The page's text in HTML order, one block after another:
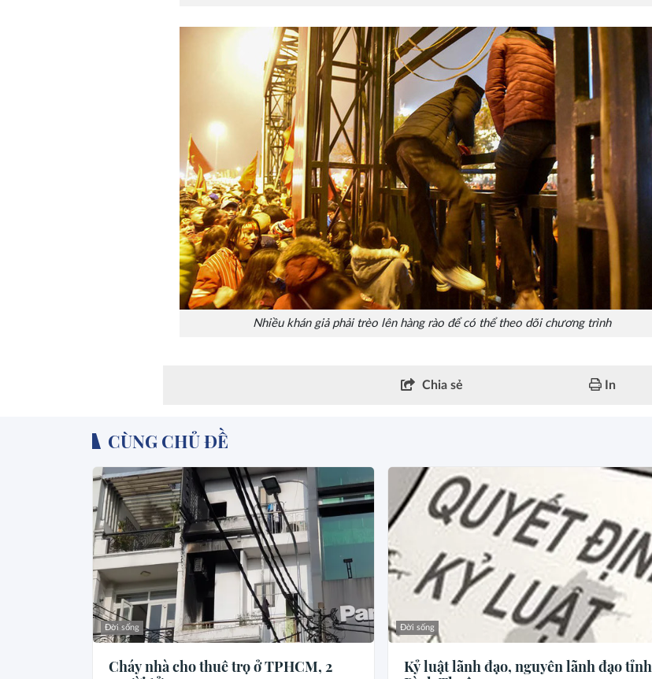
Nhiều khán giả phải trèo lên hàng rào để có thể theo dõi chương trình
Chia sẻ In
CÙNG CHỦ ĐỀ
Đời sống
Cháy nhà cho thuê trọ ở TPHCM, 2
Đời sống
Kỷ luật lãnh đạo, nguyên lãnh đạo tỉnh